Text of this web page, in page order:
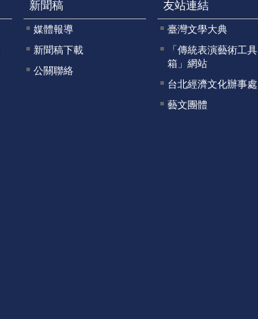
新聞稿
媒體報導
新聞稿下載
公關聯絡
友站連結
臺灣文學大典
「傳統表演藝術工具
箱」網站
台北經濟文化辦事處
藝文團體